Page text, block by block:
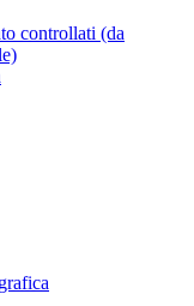
controllati (da